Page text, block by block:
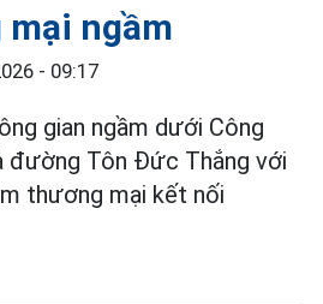
ngầm
- 09:17
gian ngầm dưới Công
đường Tôn Đức Thắng với
thương mại kết nối